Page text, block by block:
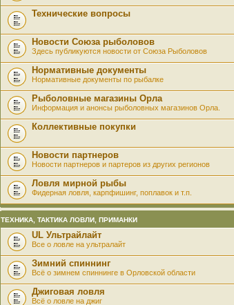
Технические вопросы
Новости Союза рыболовов
Здесь публикуются новости от Союза Рыболовов
Нормативные документы
Нормативные документы по рыбалке
Рыболовные магазины Орла
Информация и анонсы рыболовных магазинов Орла.
Коллективные покупки
Новости партнеров
Новости партнеров и партеров из других регионов
Ловля мирной рыбы
Фидерная ловля, карпфишинг, поплавок и т.п.
ТЕХНИКА, ТАКТИКА ЛОВЛИ, ПРИМАНКИ
UL Ультрайлайт
Все о ловле на ультралайт
Зимний спиннинг
Всё о зимнем спиннинге в Орловской области
Джиговая ловля
Всё о ловле на джиг